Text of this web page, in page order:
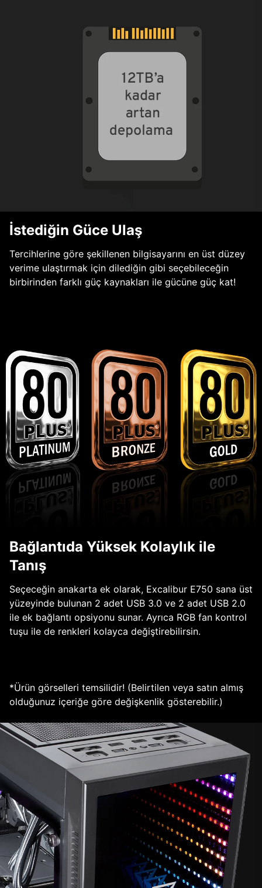
İstediğin Güce Ulaş
Tercihlerine göre şekillenen bilgisayarını en üst düzey
verime ulaştırmak için dilediğin gibi seçebileceğin
birbirinden farklı güç kaynakları ile gücüne güç kat!
Bağlantıda Yüksek Kolaylık ile
Tanış
Seçeceğin anakarta ek olarak, Excalibur E750 sana üst
yüzeyinde bulunan 2 adet USB 3.0 ve 2 adet USB 2.0
ile ek bağlantı opsiyonu sunar. Ayrıca RGB fan kontrol
tuşu ile de renkleri kolayca değiştirebilirsin.
*Ürün görselleri temsilidir! (Belirtilen veya satın almış
olduğunuz içeriğe göre değişkenlik gösterebilir.)